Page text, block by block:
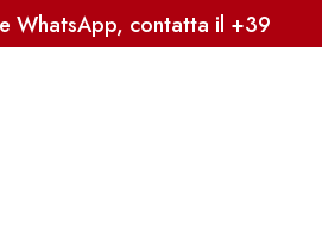
WhatsApp, contatta il +39
Gratuita oltre i 59€